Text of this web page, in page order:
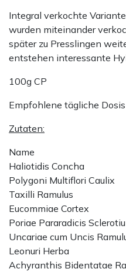
Integral verkochte
wurden miteinander
später zu Presslingen
entstehen interessante
100g CP
Empfohlene tägliche
Zutaten:
Name
Haliotidis Concha
Polygoni Multiflori Caulix
Taxilli Ramulus
Eucommiae Cortex
Poriae Pararadicis
Uncariae cum Uncis
Leonuri Herba
Achyranthis Bidentatae